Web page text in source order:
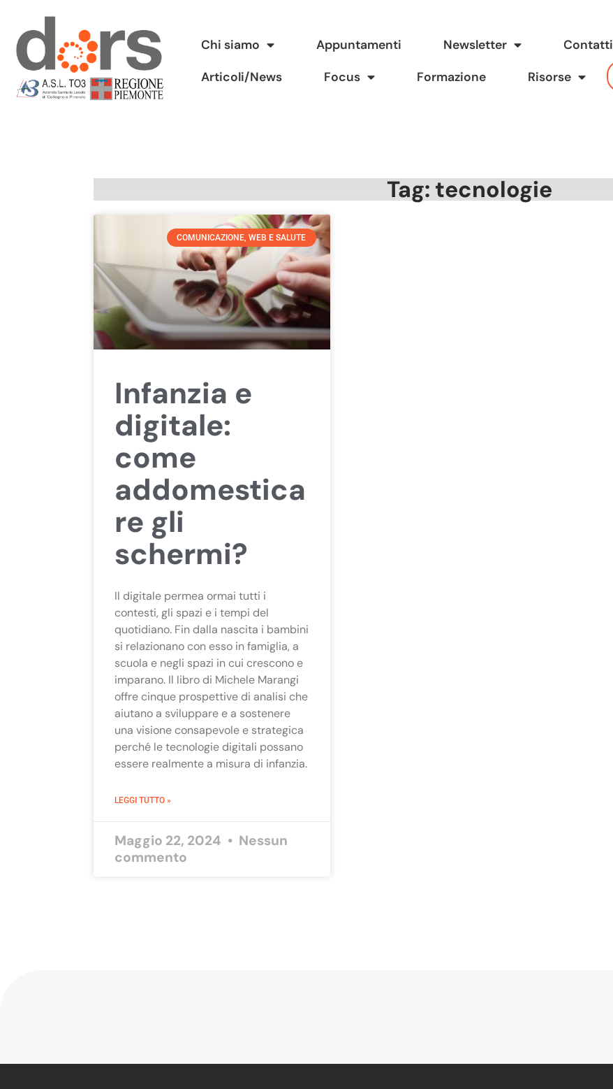
Vai
al
contenuto
Chi siamo Appuntamenti Newsletter Contatti
Articoli/News Focus Formazione Risorse
Tag: tecnologie
COMUNICAZIONE, WEB E SALUTE
Infanzia e
digitale:
come
addomestica
re gli
schermi?
Il digitale permea ormai tutti i
contesti, gli spazi e i tempi del
quotidiano. Fin dalla nascita i bambini
si relazionano con esso in famiglia, a
scuola e negli spazi in cui crescono e
imparano. Il libro di Michele Marangi
offre cinque prospettive di analisi che
aiutano a sviluppare e a sostenere
una visione consapevole e strategica
perché le tecnologie digitali possano
essere realmente a misura di infanzia.
LEGGI TUTTO »
Maggio 22, 2024
Nessun
commento